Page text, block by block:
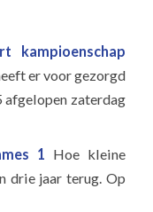
kampioenschap
er voor gezorgd
afgelopen zaterdag
1 Hoe kleine
drie jaar terug. Op